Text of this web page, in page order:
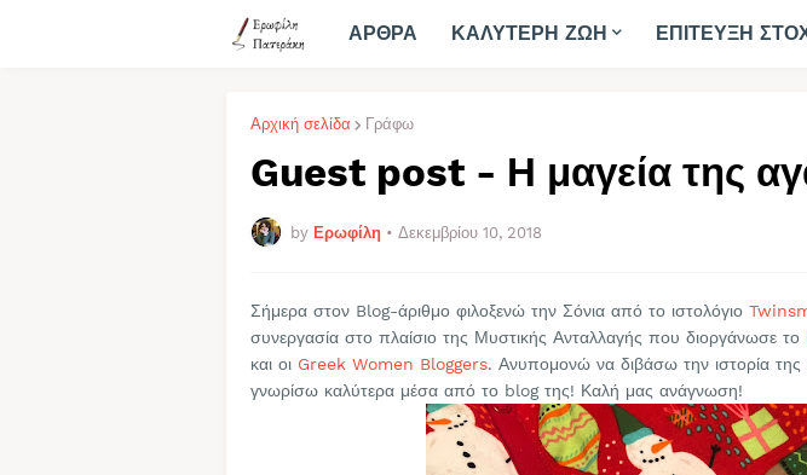
ΑΡΘΡΑ ΚΑΛΥΤΕΡΗ ΖΩΗ ΕΠΙΤΕΥΞΗ
Αρχική σελίδα Γράφω
Guest post - Η μαγεία της
by Ερωφίλη • Δεκεμβρίου 10, 2018
Σήμερα στον Blog-άριθμο φιλοξενώ την Σόνια από το ιστολόγιο
συνεργασία στο πλαίσιο της Μυστικής Ανταλλαγής που διοργάνωσε το
και οι Greek Women Bloggers. Ανυπομονώ να διβάσω την ιστορία της
γνωρίσω καλύτερα μέσα από το blog της! Καλή μας ανάγνωση!